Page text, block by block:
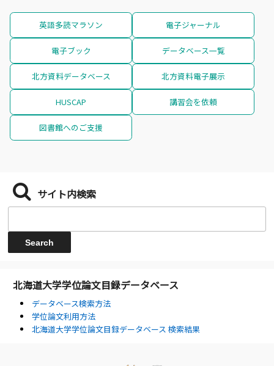
英語多読マラソン 電子ジャーナル
電子ブック データベース一覧
北方資料データベース 北方資料電子展示
HUSCAP 講習会を依頼
図書館へのご支援
サイト内検索
北海道大学学位論文目録データベース
データベース検索方法
学位論文利用方法
北海道大学学位論文目録データベース 検索結果